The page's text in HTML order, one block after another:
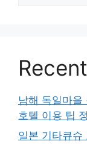
남해 독일마
호텔 이용 팁
일본 기타큐슈